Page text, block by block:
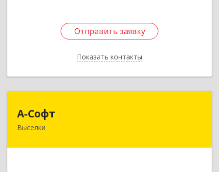
Отправить заявку
Показать контакты
Отправить заявку
Назад
А-Софт
Выселки353100, Краснодарский край, Выселковский